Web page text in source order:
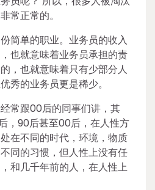
常正常的。
简单的职业。业务员的收入
也就意味着业务员承担的责
，也就意味着只有少部分人
秀的业务员更是稀少。
常跟00后的同事们讲，其
，90后甚至00后，在人性方
在不同的时代，环境，物质
同的习惯，但人性上没有任
和几千年前的人，在人性上